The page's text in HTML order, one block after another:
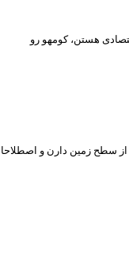
هستن، کومهو رو
از سطح زمین دارن و اصطلاحا